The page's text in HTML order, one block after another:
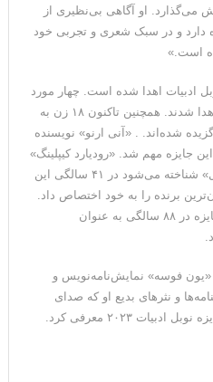
خواهد بود؟ آماده‌باش کامل در
و دورویی عجیبی از خود نشان
می‌گذارد. او آگاهی بی‌نظیری از
دارد و در سبک شعری و تجربی خود
است.»
۱۱۷ جایزه نوبل ادبیات اهدا شده است. چهار مورد
از این جایزه‌ها مشترکا به دو نفر اهدا شدند. همچنین تاکنون ۱۸ زن به
شده‌اند. . «آنی ارنو» نویسنده
در سال ۲۰۲۲ برنده این جایزه مهم شد. «رودیارد کیپلینگ»
که بیشتر برای نگارش «کتاب جنگل» شناخته می‌شود در ۴۱ سالگی این
برنده را به خود اختصاص داد.
«دوریس لسینگ» با دریافت این جایزه در ۸۸ سالگی به عنوان
فوسه» نمایش‌نامه‌نویس و
و نثرهای بدیع او که صدای
۲۰۲۳ معرفی کرد.